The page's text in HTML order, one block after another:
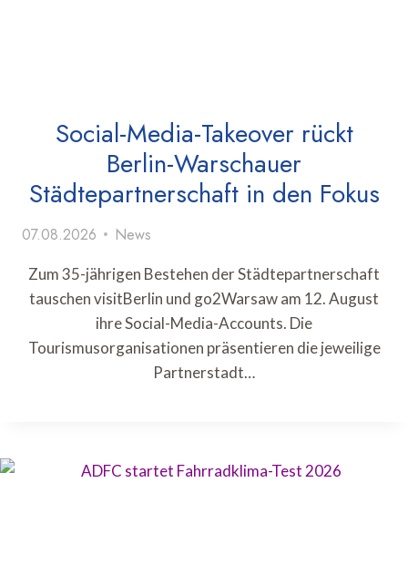
Social-Media-Takeover rückt
Berlin-Warschauer
Städtepartnerschaft in den Fokus
07.08.2026 News
Zum 35-jährigen Bestehen der Städtepartnerschaft
tauschen visitBerlin und go2Warsaw am 12. August
ihre Social-Media-Accounts. Die
Tourismusorganisationen präsentieren die jeweilige
Partnerstadt…